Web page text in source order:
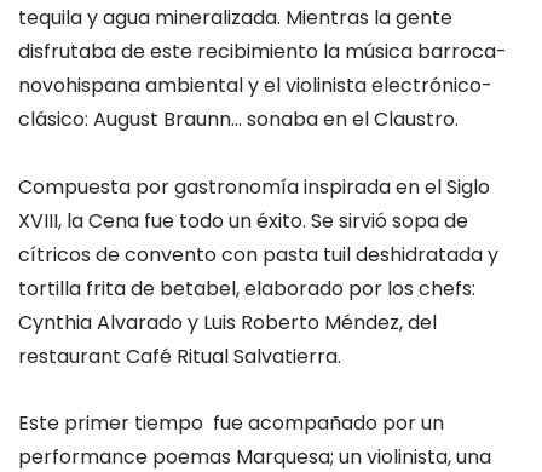
tequila y agua mineralizada. Mientras la gente
disfrutaba de este recibimiento la música barroca-
novohispana ambiental y el violinista electrónico-
clásico: August Braunn… sonaba en el Claustro.
Compuesta por gastronomía inspirada en el Siglo
XVIII, la Cena fue todo un éxito. Se sirvió sopa de
cítricos de convento con pasta tuil deshidratada y
tortilla frita de betabel, elaborado por los chefs:
Cynthia Alvarado y Luis Roberto Méndez, del
restaurant Café Ritual Salvatierra.
Este primer tiempo fue acompañado por un
performance poemas Marquesa; un violinista, una